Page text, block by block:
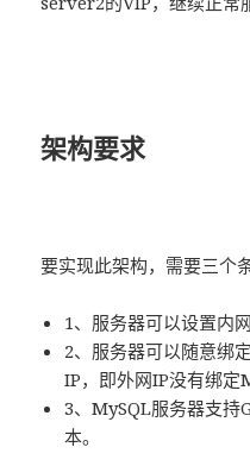
架构要求
要实现此架构，需要三个条
1、服务器可以设置内
2、服务器可以随意绑
IP，即外网IP没有绑定
3、MySQL服务器支持
本。